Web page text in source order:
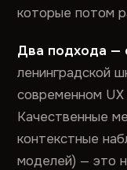
которые потом
Два подхода —
ленинградской
современном
Качественные
контекстные
моделей) — это